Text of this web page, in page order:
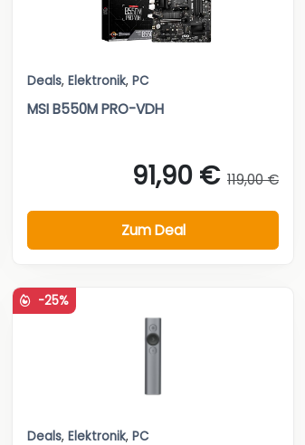
Deals, Elektronik, PC
MSI B550M PRO-VDH
91,90 € 119,00 €
Zum Deal
-25%
Deals, Elektronik, PC